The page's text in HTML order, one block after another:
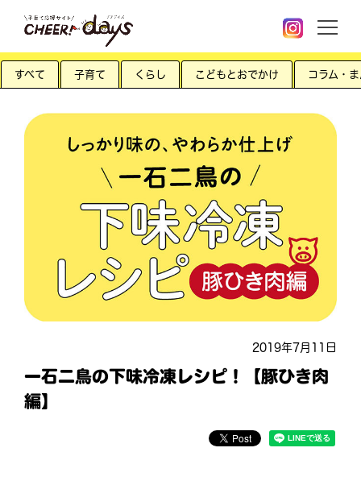
すべて 子育て くらし こどもとおでかけ コラム・
2019年7月11日
一石二鳥の下味冷凍レシピ！【豚ひき肉
編】